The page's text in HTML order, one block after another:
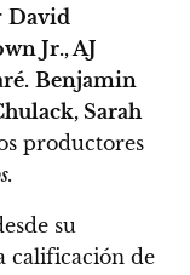
David
Jr., AJ
Benjamin
Sarah
productores
su
calificación de